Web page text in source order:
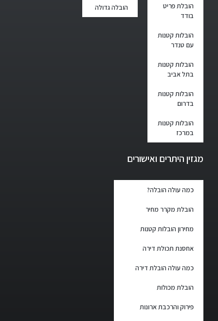
הובלת פריט
בודד
הובלות קטנות
עם טנדר
הובלות קטנות
בתל אביב
הובלות קטנות
בדרום
הובלות קטנות
במרכז
הובלה גדולה
מגזין היתרים ואישורים
כמה עולה הובלה?
הובלת מקרר מחיר
מחירון הובלות קטנות
אחסנת תכולת דירה
כמה עולה הובלת דירה
הובלת מכולות
פירוק והרכבת ארונות